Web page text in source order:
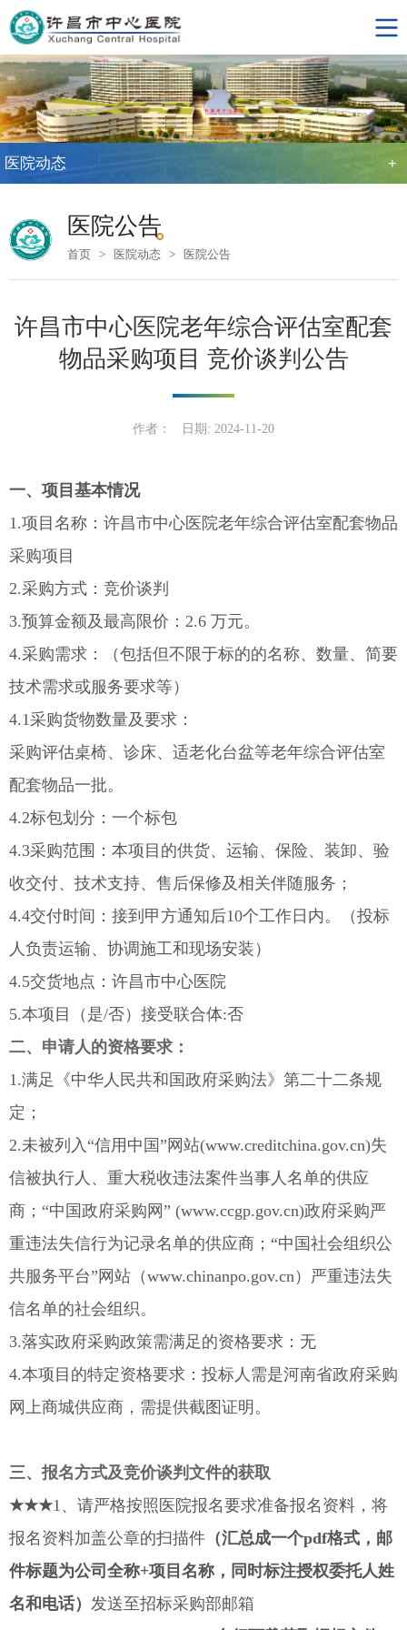
医院动态 +
医院公告
首页 > 医院动态 > 医院公告
许昌市中心医院老年综合评估室配套
物品采购项目 竞价谈判公告
作者： 日期: 2024-11-20
一、项目基本情况
1.项目名称：许昌市中心医院老年综合评估室配套物品
采购项目
2.采购方式：竞价谈判
3.预算金额及最高限价：2.6 万元。
4.采购需求：（包括但不限于标的的名称、数量、简要
技术需求或服务要求等）
4.1采购货物数量及要求：
采购评估桌椅、诊床、适老化台盆等老年综合评估室
配套物品一批。
4.2标包划分：一个标包
4.3采购范围：本项目的供货、运输、保险、装卸、验
收交付、技术支持、售后保修及相关伴随服务；
4.4交付时间：接到甲方通知后10个工作日内。（投标
人负责运输、协调施工和现场安装）
4.5交货地点：许昌市中心医院
5.本项目（是/否）接受联合体:否
二、申请人的资格要求：
1.满足《中华人民共和国政府采购法》第二十二条规
定；
2.未被列入“信用中国”网站(www.creditchina.gov.cn)失
信被执行人、重大税收违法案件当事人名单的供应
商；“中国政府采购网” (www.ccgp.gov.cn)政府采购严
重违法失信行为记录名单的供应商；“中国社会组织公
共服务平台”网站（www.chinanpo.gov.cn）严重违法失
信名单的社会组织。
3.落实政府采购政策需满足的资格要求：无
4.本项目的特定资格要求：投标人需是河南省政府采购
网上商城供应商，需提供截图证明。
三、报名方式及竞价谈判文件的获取
★★★1、请严格按照医院报名要求准备报名资料，将
报名资料加盖公章的扫描件 （汇总成一个pdf格式，邮
件标题为公司全称+项目名称，同时标注授权委托人姓
名和电话） 发送至招标采购部邮箱